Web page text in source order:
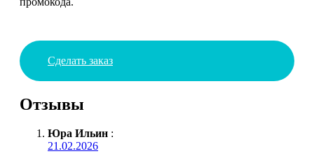
Сделать заказ
Отзывы
Юра Ильин :
21.02.2026